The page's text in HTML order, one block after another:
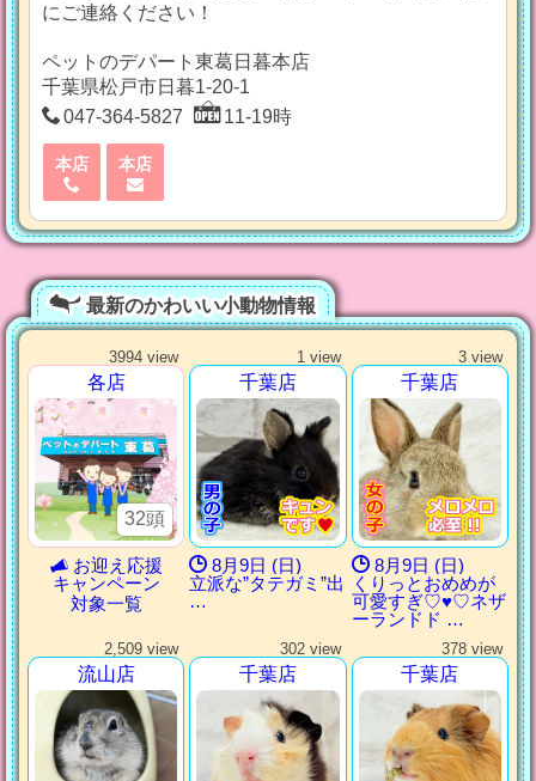
にご連絡ください！
ペットのデパート東葛日暮本店
千葉県松戸市日暮1-20-1
047-364-5827
11-19時
本店 本店
最新のかわいい小動物情報
3994 view
各店
32頭
お迎え応援
キャンペーン
対象一覧
1 view
千葉店
8月9日 (日)
立派な”タテガミ”出
…
3 view
千葉店
8月9日 (日)
くりっとおめめが
可愛すぎ♡♥♡ネザ
ーランドド …
2,509 view
流山店
302 view
千葉店
378 view
千葉店